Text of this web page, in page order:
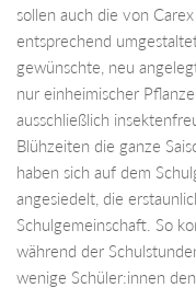
sollen auch die von
entsprechend
gewünschte, neu
nur einheimischer
ausschließlich
Blühzeiten die ganze
haben sich auf dem
angesiedelt, die
Schulgemeinschaft. So
während der
wenige Schüler:innen